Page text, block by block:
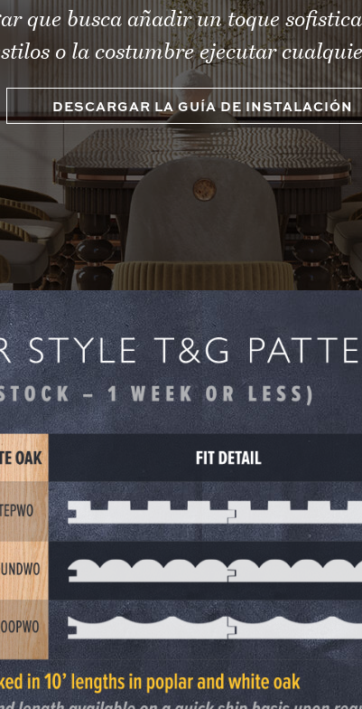
que busca añadir un toque
o la costumbre ejecutar
DESCARGAR LA GUÍA DE INSTALACIÓN